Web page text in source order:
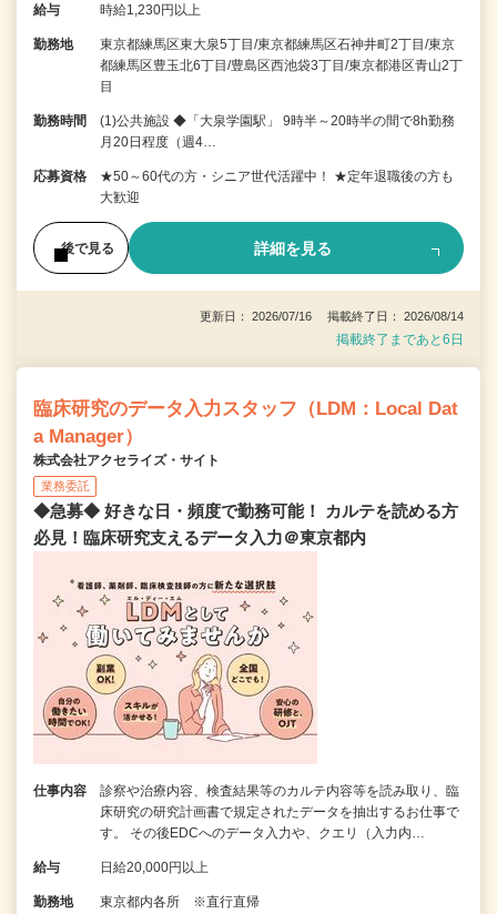
給与 時給1,230円以上
勤務地
東京都練馬区東大泉5丁目/東京都練馬区石神井町2丁目/東京
都練馬区豊玉北6丁目/豊島区西池袋3丁目/東京都港区青山2丁
目
勤務時間
(1)公共施設 ◆「大泉学園駅」 9時半～20時半の間で8h勤務
月20日程度（週4…
応募資格
★50～60代の方・シニア世代活躍中！ ★定年退職後の方も
大歓迎
後で見る 詳細を見る
更新日： 2026/07/16 掲載終了日： 2026/08/14
掲載終了まであと6日
臨床研究のデータ入力スタッフ（LDM：Local Dat
a Manager）
株式会社アクセライズ・サイト
業務委託
◆急募◆ 好きな日・頻度で勤務可能！ カルテを読める方
必見！臨床研究支えるデータ入力＠東京都内
仕事内容
診察や治療内容、検査結果等のカルテ内容等を読み取り、臨
床研究の研究計画書で規定されたデータを抽出するお仕事で
す。 その後EDCへのデータ入力や、クエリ（入力内…
給与 日給20,000円以上
勤務地 東京都内各所 ※直行直帰